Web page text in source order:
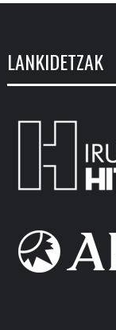
LANKIDETZAK